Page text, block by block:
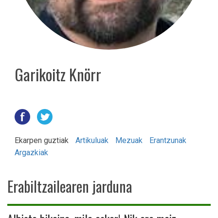
Garikoitz Knörr
Ekarpen guztiak Artikuluak Mezuak
Erantzunak
Argazkiak
Erabiltzailearen jarduna